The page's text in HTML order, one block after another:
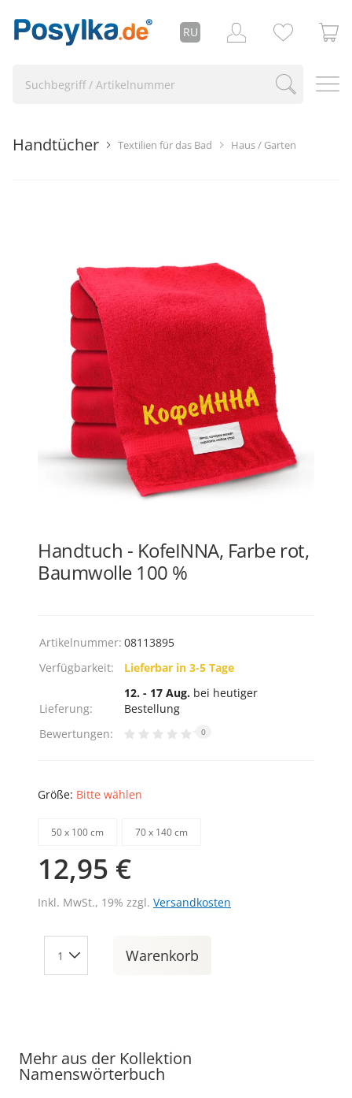
RU
Haus / Garten
Textilien für das Bad
Handtücher
Handtuch - KofeINNA, Farbe rot,
Baumwolle 100 %
Artikelnummer: 08113895
Verfügbarkeit:
Lieferbar in 3-5 Tage
Lieferung:
12. - 17 Aug. bei heutiger
Bestellung
Bewertungen:
0
Größe: Bitte wählen
50 х 100 cm 70 х 140 cm
12,95 €
Inkl. MwSt., 19% zzgl. Versandkosten
Warenkorb
Mehr aus der Kollektion
Namenswörterbuch